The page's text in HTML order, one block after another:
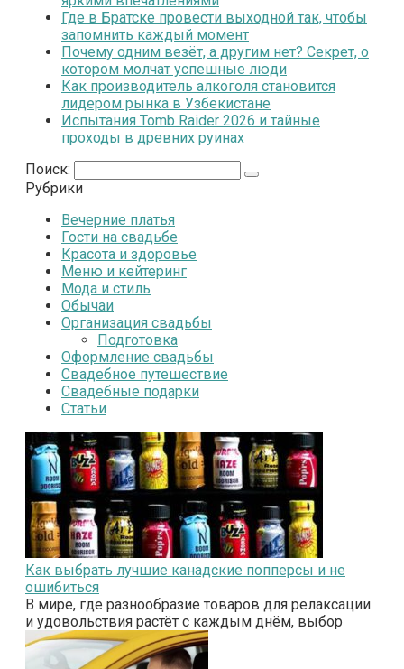
Где в Братске провести выходной так, чтобы
запомнить каждый момент
Почему одним везёт, а другим нет? Секрет, о
котором молчат успешные люди
Как производитель алкоголя становится
лидером рынка в Узбекистане
Испытания Tomb Raider 2026 и тайные
проходы в древних руинах
Поиск:
Рубрики
Вечерние платья
Гости на свадьбе
Красота и здоровье
Меню и кейтеринг
Мода и стиль
Обычаи
Организация свадьбы
Подготовка
Оформление свадьбы
Свадебное путешествие
Свадебные подарки
Статьи
Как выбрать лучшие канадские попперсы и не
ошибиться
В мире, где разнообразие товаров для релаксации
и удовольствия растёт с каждым днём, выбор